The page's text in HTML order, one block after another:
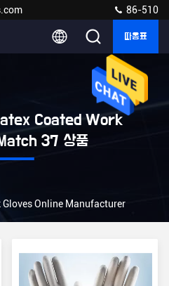
86-510
따옴표
Coated Work
37 상품
Gloves Online Manufacturer